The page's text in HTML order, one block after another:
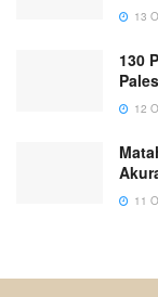
13
130
12
11